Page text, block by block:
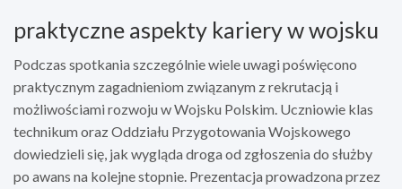
praktyczne aspekty kariery w wojsku
Podczas spotkania szczególnie wiele uwagi poświęcono
praktycznym zagadnieniom związanym z rekrutacją i
możliwościami rozwoju w Wojsku Polskim. Uczniowie klas
technikum oraz Oddziału Przygotowania Wojskowego
dowiedzieli się, jak wygląda droga od zgłoszenia do służby
po awans na kolejne stopnie. Prezentacja prowadzona przez